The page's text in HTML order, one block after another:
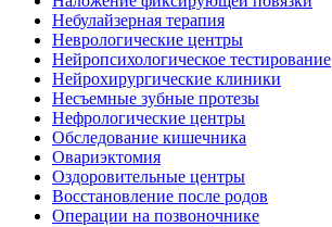
Небулайзерная терапия
Неврологические центры
Нейропсихологическое тестирование
Нейрохирургические клиники
Несъемные зубные протезы
Нефрологические центры
Обследование кишечника
Овариэктомия
Оздоровительные центры
Восстановление после родов
Операции на позвоночнике